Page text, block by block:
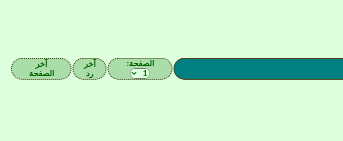
الصفحة:
آخر
رد
آخر
الصفحة